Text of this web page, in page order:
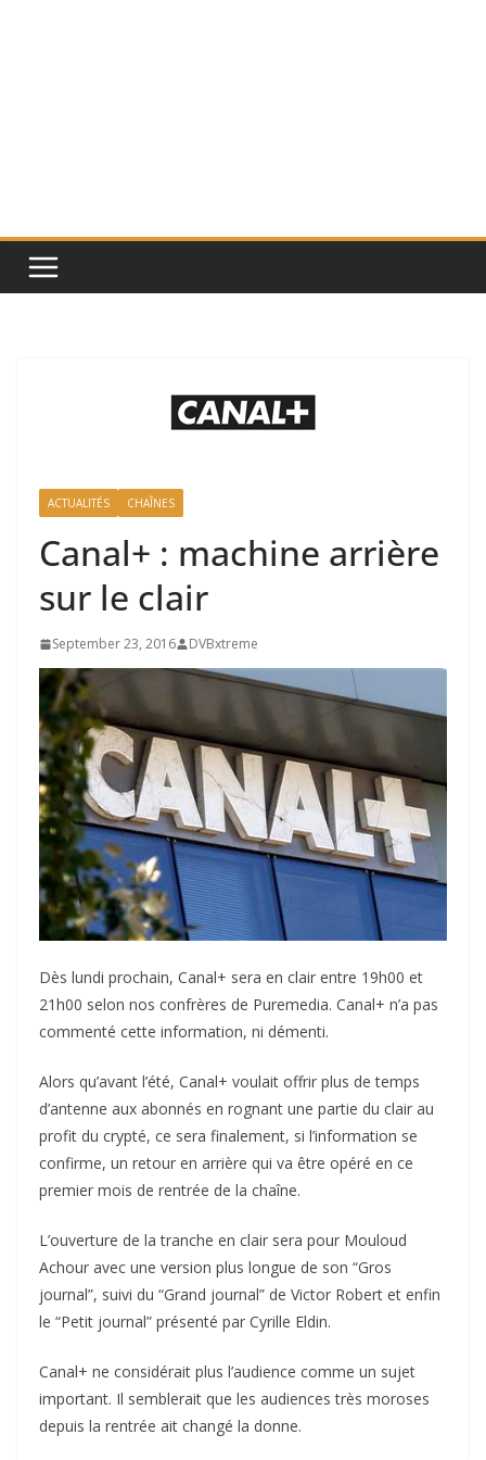
ACTUALITÉS CHAÎNES
Canal+ : machine arrière
sur le clair
September 23, 2016 DVBxtreme
Dès lundi prochain, Canal+ sera en clair entre 19h00 et
21h00 selon nos confrères de Puremedia. Canal+ n’a pas
commenté cette information, ni démenti.
Alors qu’avant l’été, Canal+ voulait offrir plus de temps
d’antenne aux abonnés en rognant une partie du clair au
profit du crypté, ce sera finalement, si l’information se
confirme, un retour en arrière qui va être opéré en ce
premier mois de rentrée de la chaîne.
L’ouverture de la tranche en clair sera pour Mouloud
Achour avec une version plus longue de son “Gros
journal”, suivi du “Grand journal” de Victor Robert et enfin
le “Petit journal” présenté par Cyrille Eldin.
Canal+ ne considérait plus l’audience comme un sujet
important. Il semblerait que les audiences très moroses
depuis la rentrée ait changé la donne.